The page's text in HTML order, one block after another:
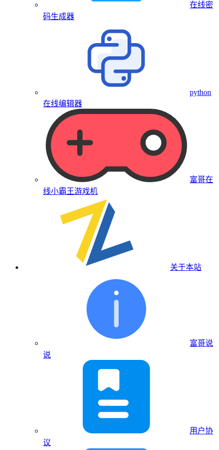
在线密
码生成器
python
在线编辑器
富哥在
线小霸王游戏机
关于本站
富哥说
说
用户协
议